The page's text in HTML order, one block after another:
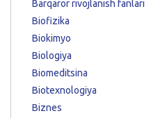
Barqaror rivojlanish fanlari
Biofizika
Biokimyo
Biologiya
Biomeditsina
Biotexnologiya
Biznes